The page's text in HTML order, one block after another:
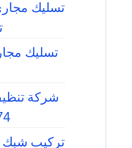
شركة